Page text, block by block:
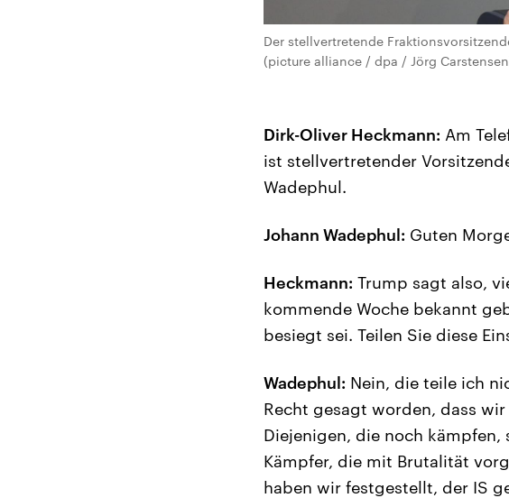
Der stellvertretende
(picture alliance / dpa / Jörg
Dirk-Oliver Heckmann: Am
ist stellvertretender
Wadephul.
Johann Wadephul: Guten
Heckmann: Trump sagt also,
kommende Woche bekannt
besiegt sei. Teilen Sie diese
Wadephul: Nein, die teile ich
Recht gesagt worden, dass
Diejenigen, die noch
Kämpfer, die mit Brutalität
haben wir festgestellt, der IS